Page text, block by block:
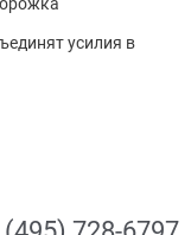
усилия в